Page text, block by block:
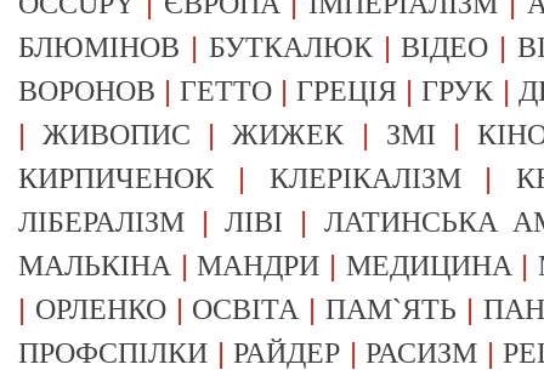
БЛЮМІНОВ | БУТКАЛЮК|ВІДЕО |
ВОРОНОВ |ГЕТТО |ГРЕЦІЯ |ГРУК |
|ЖИВОПИС |ЖИЖЕК | ЗМІ |
КИРПИЧЕНОК | КЛЕРІКАЛІЗМ|
ЛІБЕРАЛІЗМ |ЛІВІ | ЛАТИНСЬКА
МАЛЬКІНА |МАНДРИ | МЕДИЦИНА |
| ОРЛЕНКО| ОСВІТА |ПАМ`ЯТЬ |
ПРОФСПІЛКИ |РАЙДЕР |РАСИЗМ |